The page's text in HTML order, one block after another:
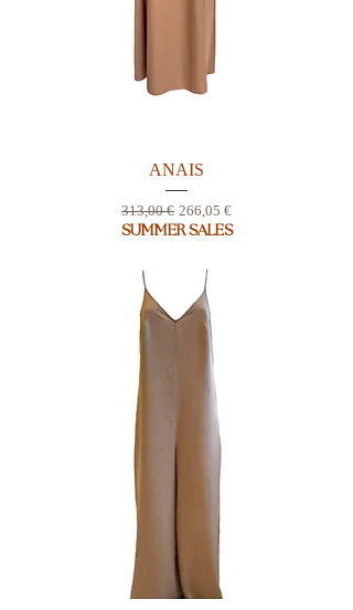
ANAIS
Prix original
313,00 € Prix promotionnel
266,05 €
SUMMER SALES